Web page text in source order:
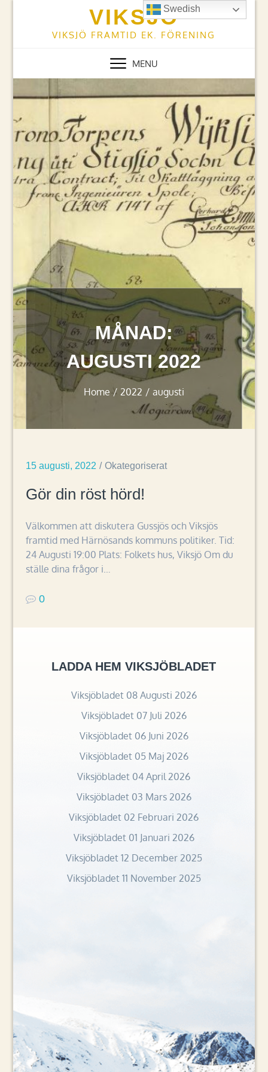
VIKSJÖ
VIKSJÖ FRAMTID EK. FÖRENING
MENU
MÅNAD:
AUGUSTI 2022
Home 2022 augusti
15 augusti, 2022 Okategoriserat
Gör din röst hörd!
Välkommen att diskutera Gussjös och Viksjös
framtid med Härnösands kommuns politiker. Tid:
24 Augusti 19:00 Plats: Folkets hus, Viksjö Om du
ställe dina frågor i…
0
LADDA HEM VIKSJÖBLADET
Viksjöbladet 08 Augusti 2026
Viksjöbladet 07 Juli 2026
Viksjöbladet 06 Juni 2026
Viksjöbladet 05 Maj 2026
Viksjöbladet 04 April 2026
Viksjöbladet 03 Mars 2026
Viksjöbladet 02 Februari 2026
Viksjöbladet 01 Januari 2026
Viksjöbladet 12 December 2025
Viksjöbladet 11 November 2025
Swedish